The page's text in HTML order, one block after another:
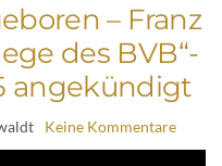
– Franz
des BVB“-
angekündigt
Keine Kommentare